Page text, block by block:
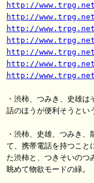
http://
http://
http://
http://
http://
http://
http://
・渋柿、つみき、史雄
話のほうが便利そうとい
・渋柿、史雄、つみき
て、携帯電話を持つこと
た渋柿と、つきそいのつ
眺めて物欲モードの緑。